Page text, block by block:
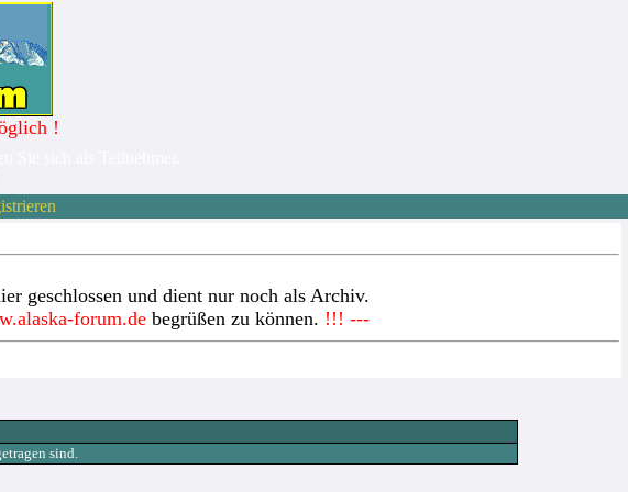
!
geschlossen und dient nur noch als Archiv.
forum.de begrüßen zu können. !!! ---
sind.